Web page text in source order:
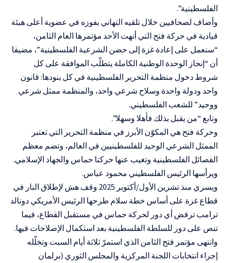
الفلسطينية”.
وأضاف لصحافيين خلال تلقيه التهاني بفوزه في عضوية أعلى هيئة
قيادية في حركة فتح التي أنهت الأحد مؤتمرها العام الثامن،
“سنعمل على إعادة غزة إلى حضن الشرعية الفلسطينية”، مضيفا
أن “إنجاز الوحدة الوطنية الكاملة يتطلّب الموافقة على كل
شروط دخول منظمة التحرير الفلسطينية في كل بنودها: قانون
واحد ودولة واحدة وسلاح شرعي واحد، والمنظمة ممثل شرعي
ووحيد” للشعب الفلسطيني.
وتابع “من يقبل بذلك فأهلا وسهلا”.
وحركة فتح هي المكوّن الأبرز في منظمة التحرير التي تعتبر
الممثل الشرعي الوحيد للفلسطينيين في العالم، وتضم معظم
الفصائل الفلسطينية وتغيب عنها حركتا حماس والجهاد الإسلامي.
ويرأسها الرئيس الفلسطيني محمود عباس.
ويسري منذ تشرين الأول/أكتوبر 2025 وقف هش لإطلاق النار في
قطاع غزة على أساس خطة سلام طرحها الرئيس الأمريكي دونالد
ترامب ترفض أي دور لحركة حماس في مستقبل القطاع، فيما
تنص على دور للسلطة الفلسطينية بعد استكمال الإصلاحات فيها.
وانتهى مؤتمر فتح الثامن الذي استمرّ ثلاثة أيام السبت وتخلّله
إجراء انتخابات اللجنة المركزية والمجلس الثوري (برلمان